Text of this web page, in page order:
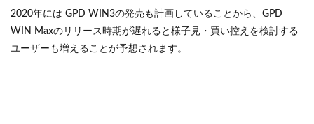
2020年には GPD WIN3の発売も計画していることから、GPD
WIN Maxのリリース時期が遅れると様子見・買い控えを検討する
ユーザーも増えることが予想されます。